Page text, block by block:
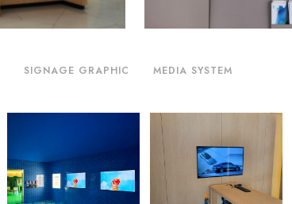
SIGNAGE GRAPHIC MEDIA SYSTEM